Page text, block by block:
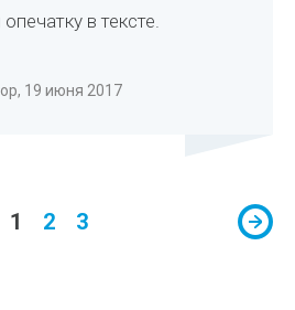
в тексте.
19 июня 2017
1 2 3